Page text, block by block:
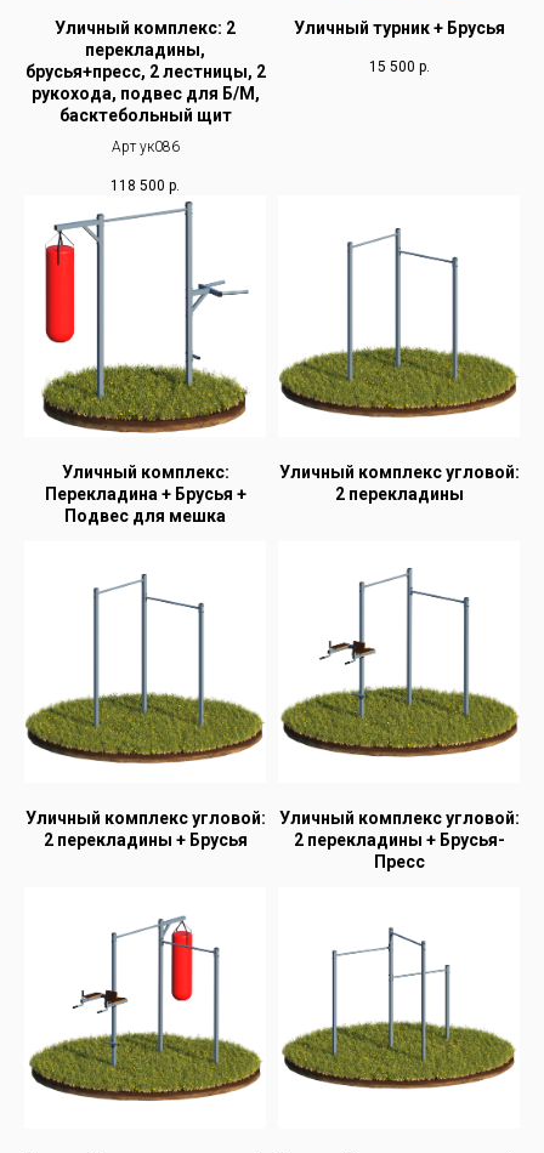
Уличный комплекс: 2
перекладины,
брусья+пресс, 2 лестницы, 2
рукохода, подвес для Б/М,
басктебольный щит
Арт ук086
118 500 р.
Уличный турник + Брусья
15 500 р.
Уличный комплекс:
Перекладина + Брусья +
Подвес для мешка
Уличный комплекс угловой:
2 перекладины
Уличный комплекс угловой:
2 перекладины + Брусья
Уличный комплекс угловой:
2 перекладины + Брусья-
Пресс